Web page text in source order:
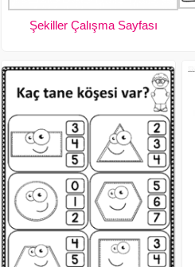
Şekiller Çalışma Sayfası